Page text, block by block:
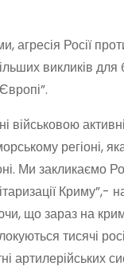
агресія Росії
викликів для
військовою
регіоні,
Ми закликаємо
Криму”,-
що зараз на
тисячі
артилерійських